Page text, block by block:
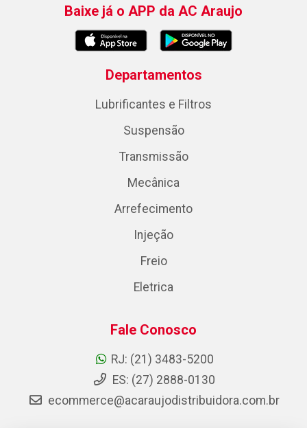
Baixe já o APP da AC Araujo
Departamentos
Lubrificantes e Filtros
Suspensão
Transmissão
Mecânica
Arrefecimento
Injeção
Freio
Eletrica
Fale Conosco
RJ: (21) 3483-5200
ES: (27) 2888-0130
ecommerce@acaraujodistribuidora.com.br